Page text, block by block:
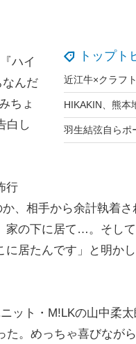
トップト
ハイ
なんだ
ちょ
白し
行
、相手から余計執着
の下に居て…。そし
居たんです」と明か
ット・M!LKの山中柔
。めっちゃ喜びなが